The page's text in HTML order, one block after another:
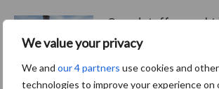
We value your privacy
We and our 4 partners use cookies and
technologies to improve your experience on
grillig: droogte en
geopolitiek houden
in de greep